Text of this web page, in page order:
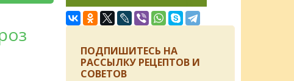
ПОДПИШИТЕСЬ НА
РАССЫЛКУ РЕЦЕПТОВ И
СОВЕТОВ